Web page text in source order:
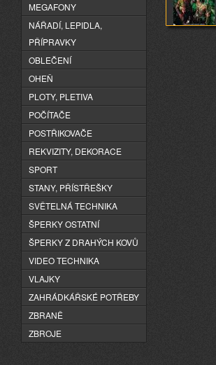
MEGAFONY
NÁŘADÍ, LEPIDLA,
PŘÍPRAVKY
OBLEČENÍ
OHEŇ
PLOTY, PLETIVA
POČÍTAČE
POSTŘIKOVAČE
REKVIZITY, DEKORACE
SPORT
STANY, PŘÍSTŘEŠKY
SVĚTELNÁ TECHNIKA
ŠPERKY OSTATNÍ
ŠPERKY Z DRAHÝCH KOVŮ
VIDEO TECHNIKA
VLAJKY
ZAHRÁDKÁŘSKÉ POTŘEBY
ZBRANĚ
ZBROJE